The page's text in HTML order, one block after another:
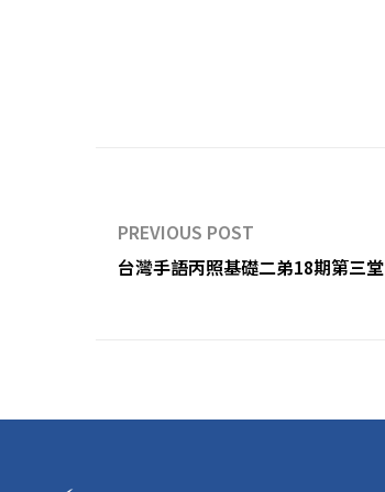
PREVIOUS POST
台灣手語丙照基礎二弟18期第三堂